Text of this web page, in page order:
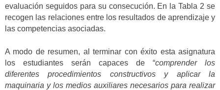
evaluación seguidos para su consecución. En la Tabla 2 se
recogen las relaciones entre los resultados de aprendizaje y
las competencias asociadas.
A modo de resumen, al terminar con éxito esta asignatura
los estudiantes serán capaces de “comprender los
diferentes procedimientos constructivos y aplicar la
maquinaria y los medios auxiliares necesarios para realizar